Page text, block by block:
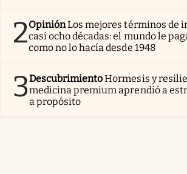
2OpiniónLos mejores términos de
casi ocho décadas: el mundo le
como no lo hacía desde 1948
3DescubrimientoHormesis y
medicina premium aprendió a
a propósito